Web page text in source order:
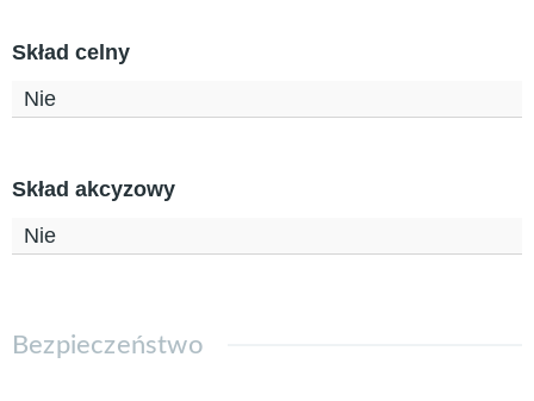
Skład celny
Nie
Skład akcyzowy
Nie
Bezpieczeństwo